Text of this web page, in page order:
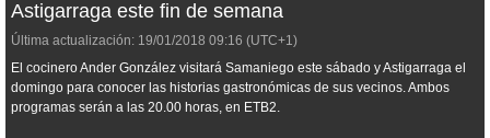
Astigarraga este fin de semana
Última actualización: 19/01/2018 09:16 (UTC+1)
El cocinero Ander González visitará Samaniego este sábado y Astigarraga el
domingo para conocer las historias gastronómicas de sus vecinos. Ambos
programas serán a las 20.00 horas, en ETB2.